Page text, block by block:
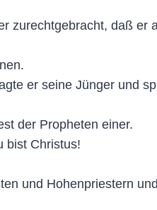
zurechtgebracht, daß er
er seine Jünger und
der Propheten einer.
bist Christus!
und Hohenpriestern